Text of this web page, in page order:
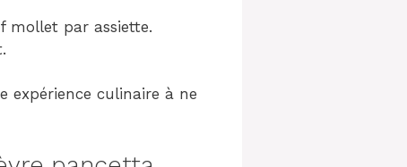
mollet par assiette.
expérience culinaire à ne